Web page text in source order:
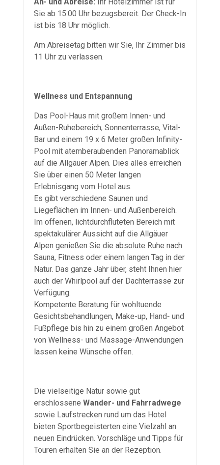
Sie ab 15.00 Uhr bezugsbereit. Der Check-In
ist bis 18 Uhr möglich.
Am Abreisetag bitten wir Sie, Ihr Zimmer bis
11 Uhr zu verlassen.
Wellness und Entspannung
Das Pool-Haus mit großem Innen- und
Außen-Ruhebereich, Sonnenterrasse, Vital-
Bar und einem 19 x 6 Meter großen Infinity-
Pool mit atemberaubenden Panoramablick
auf die Allgäuer Alpen. Dies alles erreichen
Sie über einen 50 Meter langen
Erlebnisgang vom Hotel aus.
Es gibt verschiedene Saunen und
Liegeflächen im Innen- und Außenbereich.
Im offenen, lichtdurchfluteten Bereich mit
spektakulärer Aussicht auf die Allgäuer
Alpen genießen Sie die absolute Ruhe nach
Sauna, Fitness oder einem langen Tag in der
Natur. Das ganze Jahr über, steht Ihnen hier
auch der Whirlpool auf der Dachterrasse zur
Verfügung.
Kompetente Beratung für wohltuende
Gesichtsbehandlungen, Make-up, Hand- und
Fußpflege bis hin zu einem großen Angebot
von Wellness- und Massage-Anwendungen
lassen keine Wünsche offen.
Die vielseitige Natur sowie gut
erschlossene Wander- und Fahrradwege
sowie Laufstrecken rund um das Hotel
bieten Sportbegeisterten eine Vielzahl an
neuen Eindrücken. Vorschläge und Tipps für
Touren erhalten Sie an der Rezeption.